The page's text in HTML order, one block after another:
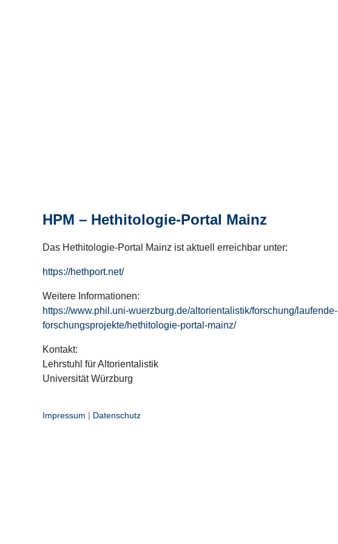
HPM – Hethitologie-Portal Mainz
Das Hethitologie-Portal Mainz ist aktuell erreichbar unter:
https://hethport.net/
Weitere Informationen:
https://www.phil.uni-wuerzburg.de/altorientalistik/forschung/laufende-
forschungsprojekte/hethitologie-portal-mainz/
Kontakt:
Lehrstuhl für Altorientalistik
Universität Würzburg
Impressum | Datenschutz